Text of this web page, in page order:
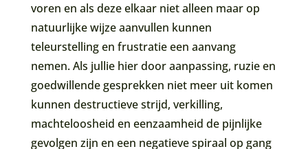
voren en als deze elkaar niet alleen maar op
natuurlijke wijze aanvullen kunnen
teleurstelling en frustratie een aanvang
nemen. Als jullie hier door aanpassing, ruzie en
goedwillende gesprekken niet meer uit komen
kunnen destructieve strijd, verkilling,
machteloosheid en eenzaamheid de pijnlijke
gevolgen zijn en een negatieve spiraal op gang